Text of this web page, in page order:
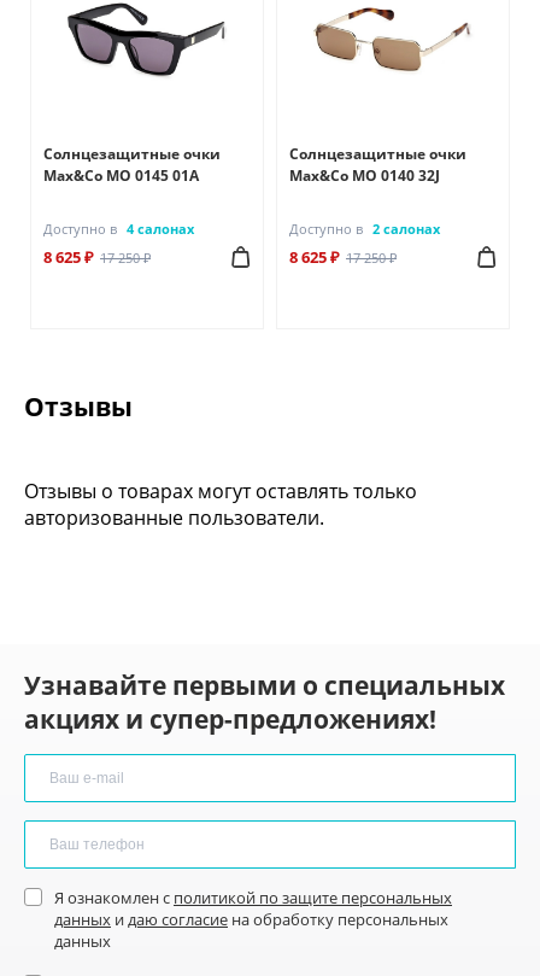
Солнцезащитные очки
Max&Co MO 0145 01A
Доступно в 4 салонах
8 625 ₽ 17 250 ₽
Солнцезащитные очки
Max&Co MO 0140 32J
Доступно в 2 салонах
8 625 ₽ 17 250 ₽
Отзывы
Отзывы о товарах могут оставлять только
авторизованные пользователи.
Узнавайте первыми о специальных
акциях и супер-предложениях!
Я ознакомлен с политикой по защите персональных
данных идаю согласие на обработку персональных
данных